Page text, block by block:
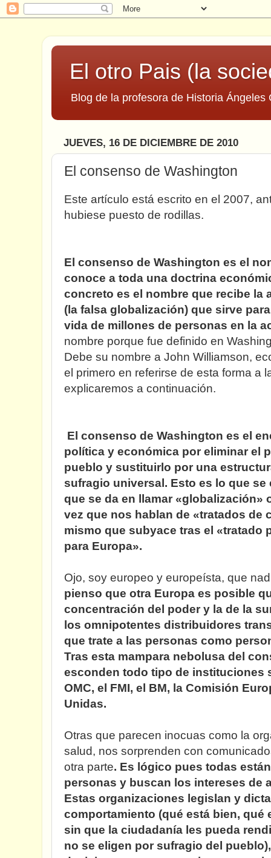
El otro Pais (la
Blog de la profesora de Historia Ángeles
JUEVES, 16 DE DICIEMBRE DE 2010
El consenso de Washington
Este artículo está escrito en el 2007,
hubiese puesto de rodillas.
El consenso de Washington es el
conoce a toda una doctrina
concreto es el nombre que recibe la
(la falsa globalización) que sirve
vida de millones de personas en la
nombre porque fue definido en
Debe su nombre a John Williamson,
el primero en referirse de esta forma a
explicaremos a continuación.
El consenso de Washington es el
política y económica por eliminar el
pueblo y sustituirlo por una
sufragio universal. Esto es lo que se
que se da en llamar «globalización»
vez que nos hablan de «tratados de
mismo que subyace tras el «tratado
para Europa».
Ojo, soy europeo y europeísta, que
pienso que otra Europa es posible
concentración del poder y la de la
los omnipotentes distribuidores
que trate a las personas como
Tras esta mampara nebolusa del
esconden todo tipo de instituciones
OMC, el FMI, el BM, la Comisión
Unidas.
Otras que parecen inocuas como la
salud, nos sorprenden con
otra parte. Es lógico pues todas
personas y buscan los intereses de
Estas organizaciones legislan y
comportamiento (qué está bien, qué
sin que la ciudadanía les pueda
no se eligen por sufragio del